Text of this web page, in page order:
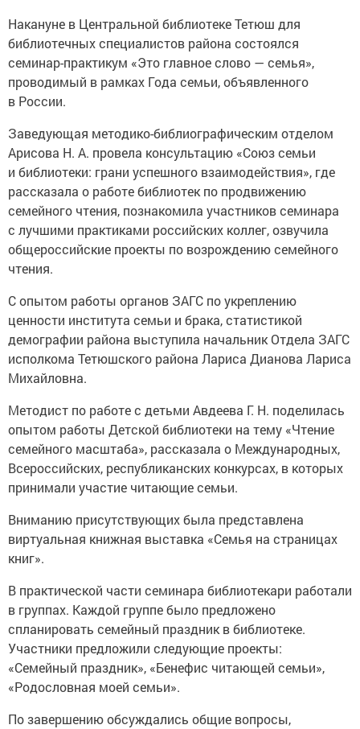
Накануне в Центральной библиотеке Тетюш для
библиотечных специалистов района состоялся
семинар-практикум «Это главное слово — семья»,
проводимый в рамках Года семьи, объявленного
в России.
Заведующая методико-библиографическим отделом
Арисова Н. А. провела консультацию «Союз семьи
и библиотеки: грани успешного взаимодействия», где
рассказала о работе библиотек по продвижению
семейного чтения, познакомила участников семинара
с лучшими практиками российских коллег, озвучила
общероссийские проекты по возрождению семейного
чтения.
С опытом работы органов ЗАГС по укреплению
ценности института семьи и брака, статистикой
демографии района выступила начальник Отдела ЗАГС
исполкома Тетюшского района Лариса Дианова Лариса
Михайловна.
Методист по работе с детьми Авдеева Г. Н. поделилась
опытом работы Детской библиотеки на тему «Чтение
семейного масштаба», рассказала о Международных,
Всероссийских, республиканских конкурсах, в которых
принимали участие читающие семьи.
Вниманию присутствующих была представлена
виртуальная книжная выставка «Семья на страницах
книг».
В практической части семинара библиотекари работали
в группах. Каждой группе было предложено
спланировать семейный праздник в библиотеке.
Участники предложили следующие проекты:
«Семейный праздник», «Бенефис читающей семьи»,
«Родословная моей семьи».
По завершению обсуждались общие вопросы,